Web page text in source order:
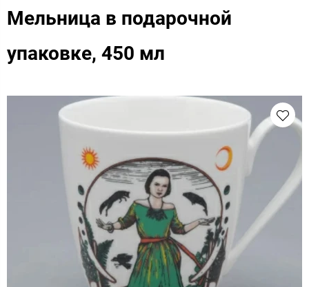
Мельница в подарочной
упаковке, 450 мл